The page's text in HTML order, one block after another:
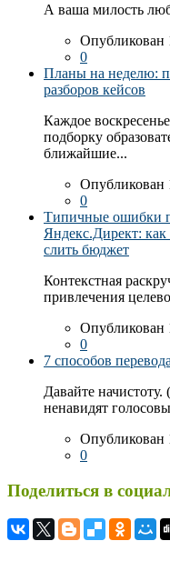
А ваша милость
Опубликован
0
Планы на неделю:
разборов кейсов
Каждое
подборку
ближайшие...
Опубликован
0
Типичные ошибки
Яндекс.Директ: как
слить бюджет
Контекстная
привлечения
Опубликован
0
7 способов
Давайте
ненавидят
Опубликован
0
Поделиться в